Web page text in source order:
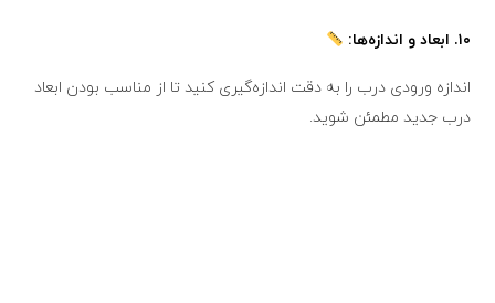
۱۰. ابعاد و اندازه‌ها:
اندازه ورودی درب را به دقت اندازه‌گیری کنید تا از مناسب بودن ابعاد
درب جدید مطمئن شوید.